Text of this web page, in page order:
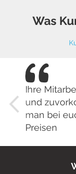
Was
Ihre
und
man bei
Preisen